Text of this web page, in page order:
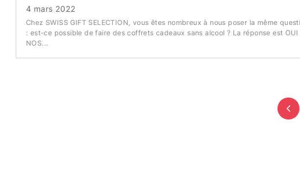
4 mars 2022
Chez SWISS GIFT SELECTION, vous êtes nombreux à nous poser la même
: est-ce possible de faire des coffrets cadeaux sans alcool ? La réponse est OUI
NOS...